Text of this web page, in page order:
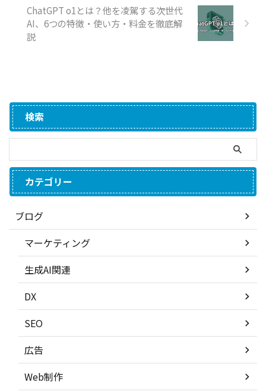
ChatGPT o1とは？他を凌駕する次世代
AI、6つの特徴・使い方・料金を徹底解
説
検索
カテゴリー
ブログ
マーケティング
生成AI関連
DX
SEO
広告
Web制作